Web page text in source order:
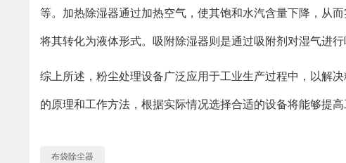
等。加热除湿器通过加热空气，使其饱和水汽含量下降，从
将其转化为液体形式。吸附除湿器则是通过吸附剂对湿气进行
综上所述，粉尘处理设备广泛应用于工业生产过程中，以解
的原理和工作方法，根据实际情况选择合适的设备将能够提
布袋除尘器